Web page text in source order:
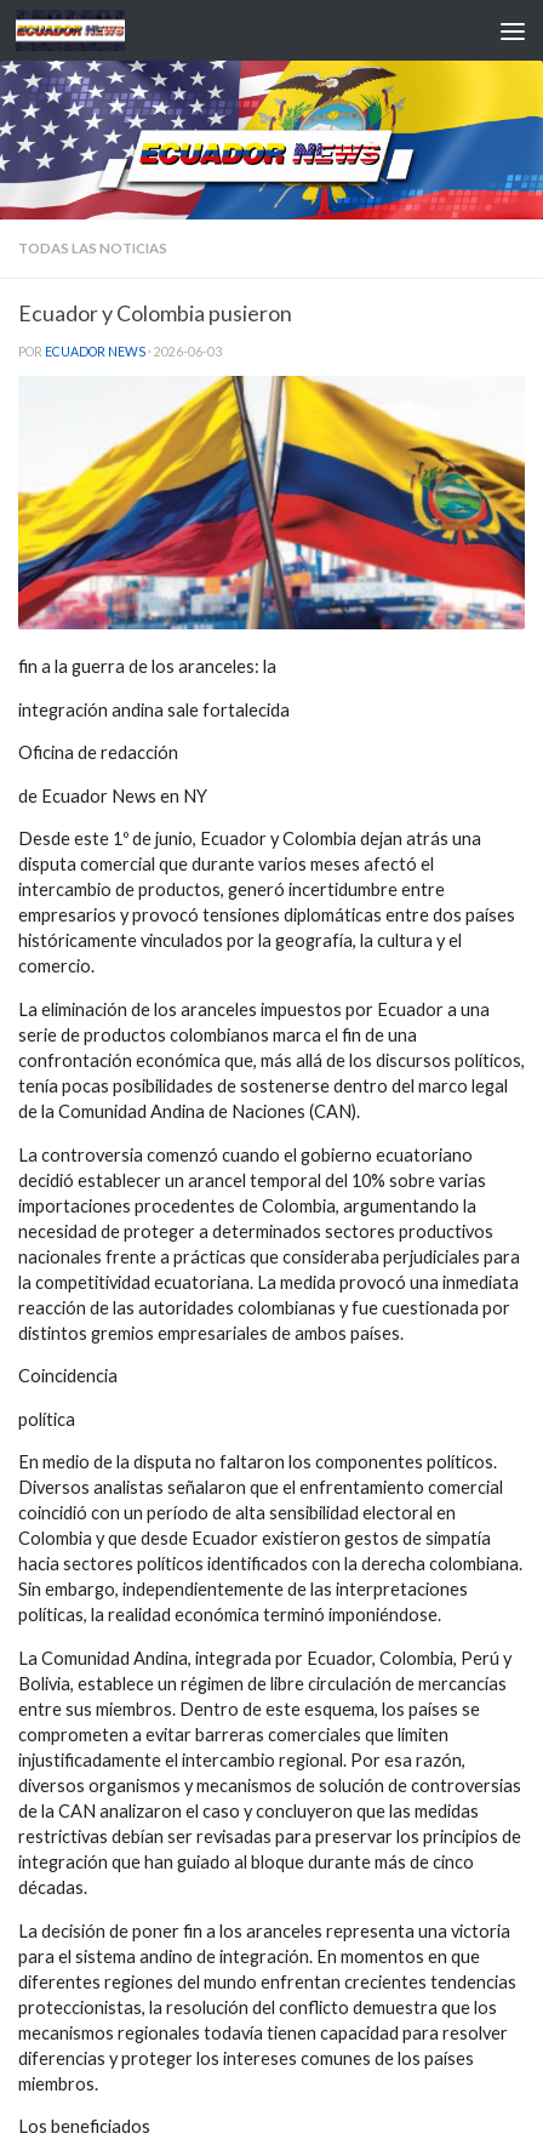
Saltar al contenido
TODAS LAS NOTICIAS
Ecuador y Colombia pusieron
POR ECUADOR NEWS · 2026-06-03
fin a la guerra de los aranceles: la
integración andina sale fortalecida
Oficina de redacción
de Ecuador News en NY
Desde este 1º de junio, Ecuador y Colombia dejan atrás una
disputa comercial que durante varios meses afectó el
intercambio de productos, generó incertidumbre entre
empresarios y provocó tensiones diplomáticas entre dos países
históricamente vinculados por la geografía, la cultura y el
comercio.
La eliminación de los aranceles impuestos por Ecuador a una
serie de productos colombianos marca el fin de una
confrontación económica que, más allá de los discursos políticos,
tenía pocas posibilidades de sostenerse dentro del marco legal
de la Comunidad Andina de Naciones (CAN).
La controversia comenzó cuando el gobierno ecuatoriano
decidió establecer un arancel temporal del 10% sobre varias
importaciones procedentes de Colombia, argumentando la
necesidad de proteger a determinados sectores productivos
nacionales frente a prácticas que consideraba perjudiciales para
la competitividad ecuatoriana. La medida provocó una inmediata
reacción de las autoridades colombianas y fue cuestionada por
distintos gremios empresariales de ambos países.
Coincidencia
política
En medio de la disputa no faltaron los componentes políticos.
Diversos analistas señalaron que el enfrentamiento comercial
coincidió con un período de alta sensibilidad electoral en
Colombia y que desde Ecuador existieron gestos de simpatía
hacia sectores políticos identificados con la derecha colombiana.
Sin embargo, independientemente de las interpretaciones
políticas, la realidad económica terminó imponiéndose.
La Comunidad Andina, integrada por Ecuador, Colombia, Perú y
Bolivia, establece un régimen de libre circulación de mercancías
entre sus miembros. Dentro de este esquema, los países se
comprometen a evitar barreras comerciales que limiten
injustificadamente el intercambio regional. Por esa razón,
diversos organismos y mecanismos de solución de controversias
de la CAN analizaron el caso y concluyeron que las medidas
restrictivas debían ser revisadas para preservar los principios de
integración que han guiado al bloque durante más de cinco
décadas.
La decisión de poner fin a los aranceles representa una victoria
para el sistema andino de integración. En momentos en que
diferentes regiones del mundo enfrentan crecientes tendencias
proteccionistas, la resolución del conflicto demuestra que los
mecanismos regionales todavía tienen capacidad para resolver
diferencias y proteger los intereses comunes de los países
miembros.
Los beneficiados